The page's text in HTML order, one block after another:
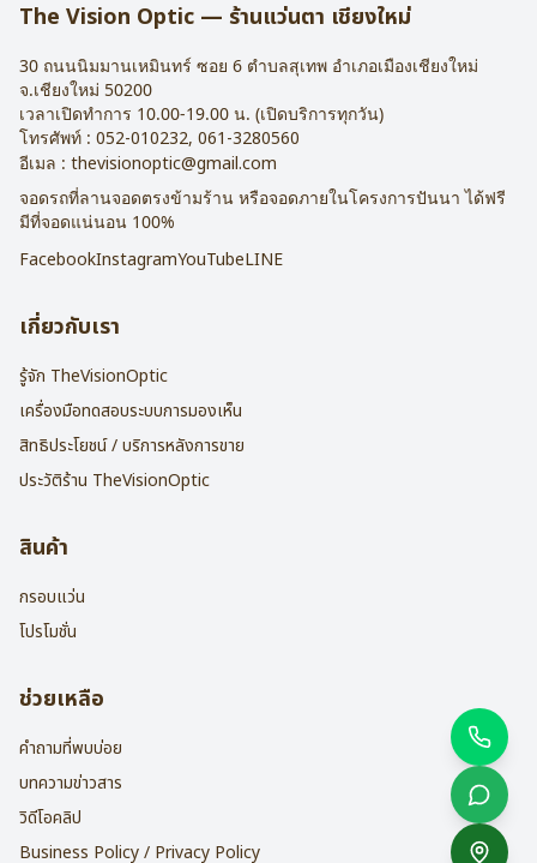
The Vision Optic — ร้านแว่นตา เชียงใหม่
30 ถนนนิมมานเหมินทร์ ซอย 6 ตำบลสุเทพ อำเภอเมืองเชียงใหม่
จ.เชียงใหม่ 50200
เวลาเปิดทำการ 10.00-19.00 น. (เปิดบริการทุกวัน)
โทรศัพท์ : 052-010232, 061-3280560
อีเมล : thevisionoptic@gmail.com
จอดรถที่ลานจอดตรงข้ามร้าน หรือจอดภายในโครงการปันนา ได้ฟรี
มีที่จอดแน่นอน 100%
FacebookInstagramYouTubeLINE
เกี่ยวกับเรา
รู้จัก TheVisionOptic
เครื่องมือทดสอบระบบการมองเห็น
สิทธิประโยชน์ / บริการหลังการขาย
ประวัติร้าน TheVisionOptic
สินค้า
กรอบแว่น
โปรโมชั่น
ช่วยเหลือ
คำถามที่พบบ่อย
บทความข่าวสาร
วิดีโอคลิป
Business Policy / Privacy Policy